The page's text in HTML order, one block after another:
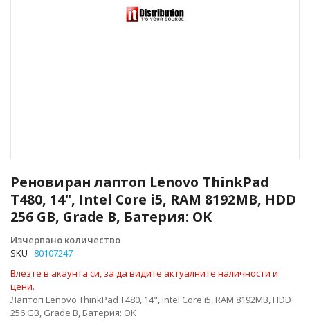
Реновиран лаптоп Lenovo ThinkPad
T480, 14", Intel Core i5, RAM 8192MB, HDD
256 GB, Grade B, Батерия: OK
Изчерпано количество
SKU
80107247
Влезте в акаунта си, за да видите актуалните наличности и
цени.
Лаптоп Lenovo ThinkPad T480, 14", Intel Core i5, RAM 8192MB, HDD
256 GB, Grade B, Батерия: OK
към
началото
на
галерия
снимки